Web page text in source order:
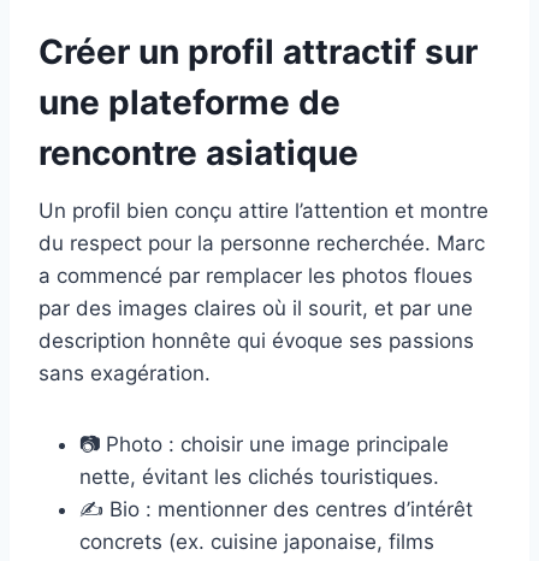
Créer un profil attractif sur
une plateforme de
rencontre asiatique
Un profil bien conçu attire l’attention et montre
du respect pour la personne recherchée. Marc
a commencé par remplacer les photos floues
par des images claires où il sourit, et par une
description honnête qui évoque ses passions
sans exagération.
📷 Photo : choisir une image principale
nette, évitant les clichés touristiques.
✍️ Bio : mentionner des centres d’intérêt
concrets (ex. cuisine japonaise, films